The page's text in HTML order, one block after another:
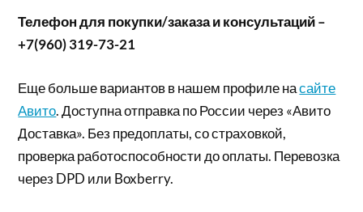
Телефон для покупки/заказа и консультаций –
+7(960) 319-73-21
Еще больше вариантов в нашем профиле насайте
Авито. Доступна отправка по России через «Авито
Доставка». Без предоплаты, со страховкой,
проверка работоспособности до оплаты. Перевозка
через DPD или Boxberry.